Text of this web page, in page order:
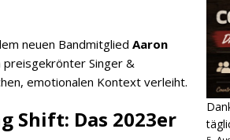
neuen Bandmitglied Aaron
Singer &
emotionalen Kontext verleiht.
Shift: Das 2023er